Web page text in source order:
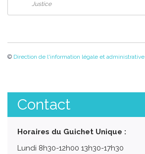
Justice
© Direction de l'information légale et administrative
Contact
Horaires du Guichet Unique :
Lundi 8h30-12h00 13h30-17h30